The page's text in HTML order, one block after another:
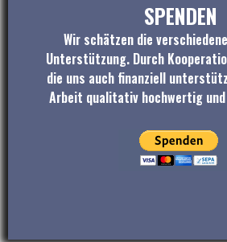
SPENDEN
Wir schätzen die
Unterstützung. Durch
die uns auch finanziell
Arbeit qualitativ hochwertig